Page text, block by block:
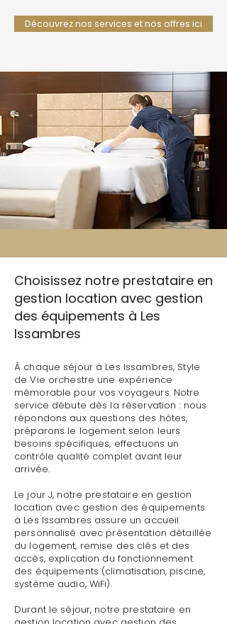
Découvrez nos services et nos offres ici
Choisissez notre prestataire en
gestion location avec gestion
des équipements à Les
Issambres
À chaque séjour à Les Issambres, Style
de Vie orchestre une expérience
mémorable pour vos voyageurs. Notre
service débute dès la réservation : nous
répondons aux questions des hôtes,
préparons le logement selon leurs
besoins spécifiques, effectuons un
contrôle qualité complet avant leur
arrivée.
Le jour J, notre prestataire en gestion
location avec gestion des équipements
à Les Issambres assure un accueil
personnalisé avec présentation détaillée
du logement, remise des clés et des
accès, explication du fonctionnement
des équipements (climatisation, piscine,
système audio, WiFi).
Durant le séjour, notre prestataire en